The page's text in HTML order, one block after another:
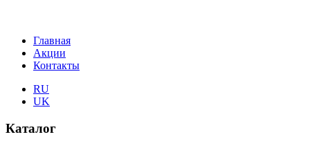
Главная
Акции
Контакты
RU
UK
Каталог